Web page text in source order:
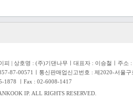
피 | 상호명 : (주)기댄나무ㅣ대표자 : 이승철ㅣ주
87-00571ㅣ통신판매업신고번호 : 제2020-서울구
1878 ㅣFax : 02-6008-1417
IP. ALL RIGHTS RESERVED.